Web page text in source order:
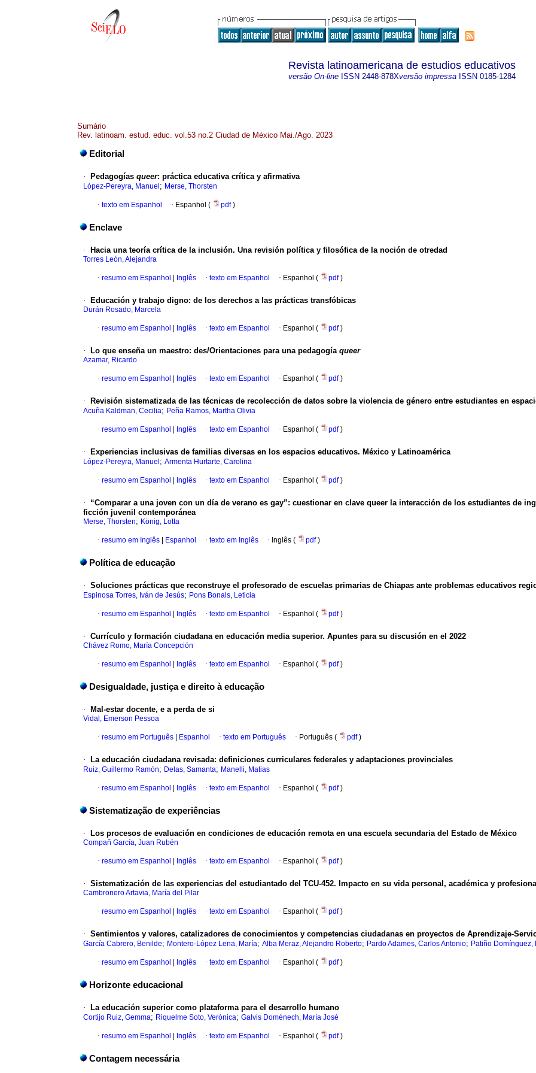
Revista latinoamericana de estudios educativos
versão On-line ISSN 2448-878Xversão impressa ISSN 0185-1284
Sumário
Rev. latinoam. estud. educ. vol.53 no.2 Ciudad de México Mai./Ago. 2023
Editorial
· Pedagogías queer: práctica educativa crítica y afirmativa
López-Pereyra, Manuel ; Merse, Thorsten
· texto em Espanhol · Espanhol ( pdf)
Enclave
· Hacia una teoría crítica de la inclusión. Una revisión política y filosófica de la noción de otredad
Torres León, Alejandra
· resumo em Espanhol Inglês · texto em Espanhol · Espanhol ( pdf)
· Educación y trabajo digno: de los derechos a las prácticas transfóbicas
Durán Rosado, Marcela
· resumo em Espanhol Inglês · texto em Espanhol · Espanhol ( pdf)
· Lo que enseña un maestro: des/Orientaciones para una pedagogía queer
Azamar, Ricardo
· resumo em Espanhol Inglês · texto em Espanhol · Espanhol ( pdf)
· Revisión sistematizada de las técnicas de recolección de datos sobre la violencia de género entre estudiantes en
Acuña Kaldman, Cecilia; Peña Ramos, Martha Olivia
· resumo em Espanhol Inglês · texto em Espanhol · Espanhol ( pdf)
· Experiencias inclusivas de familias diversas en los espacios educativos. México y Latinoamérica
López-Pereyra, Manuel ; Armenta Hurtarte, Carolina
· resumo em Espanhol Inglês · texto em Espanhol · Espanhol ( pdf)
·
“Comparar a una joven con un día de verano es gay”: cuestionar en clave queer la interacción de los estudiantes de
ficción juvenil contemporánea
Merse, Thorsten; König, Lotta
· resumo em Inglês Espanhol · texto em Inglês · Inglês ( pdf)
Política de educação
· Soluciones prácticas que reconstruye el profesorado de escuelas primarias de Chiapas ante problemas educativos
Espinosa Torres, Iván de Jesús; Pons Bonals, Leticia
· resumo em Espanhol Inglês · texto em Espanhol · Espanhol ( pdf)
· Currículo y formación ciudadana en educación media superior. Apuntes para su discusión en el 2022
Chávez Romo, María Concepción
· resumo em Espanhol Inglês · texto em Espanhol · Espanhol ( pdf)
Desigualdade, justiça e direito à educação
· Mal-estar docente, e a perda de si
Vidal, Emerson Pessoa
· resumo em Português Espanhol · texto em Português · Português ( pdf)
· La educación ciudadana revisada: definiciones curriculares federales y adaptaciones provinciales
Ruiz, Guillermo Ramón; Delas, Samanta; Manelli, Matias
· resumo em Espanhol Inglês · texto em Espanhol · Espanhol ( pdf)
Sistematização de experiências
· Los procesos de evaluación en condiciones de educación remota en una escuela secundaria del Estado de México
Compañ García, Juan Rubén
· resumo em Espanhol Inglês · texto em Espanhol · Espanhol ( pdf)
· Sistematización de las experiencias del estudiantado del TCU-452. Impacto en su vida personal, académica y
Cambronero Artavia, María del Pilar
· resumo em Espanhol Inglês · texto em Espanhol · Espanhol ( pdf)
· Sentimientos y valores, catalizadores de conocimientos y competencias ciudadanas en proyectos de Aprendizaje-
García Cabrero, Benilde; Montero-López Lena, María; Alba Meraz, Alejandro Roberto; Pardo Adames, Carlos Antonio; Patiño Domínguez,
· resumo em Espanhol Inglês · texto em Espanhol · Espanhol ( pdf)
Horizonte educacional
· La educación superior como plataforma para el desarrollo humano
Cortijo Ruiz, Gemma; Riquelme Soto, Verónica; Galvis Doménech, María José
· resumo em Espanhol Inglês · texto em Espanhol · Espanhol ( pdf)
Contagem necessária